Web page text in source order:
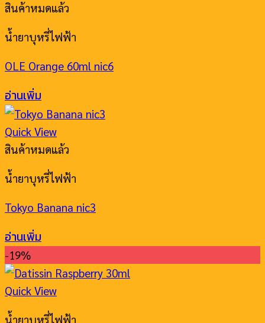
สินค้าหมดแล้ว
น้ำยาบุหรี่ไฟฟ้า
OLE Orange 60ml nic6
อ่านเพิ่ม
Quick View
สินค้าหมดแล้ว
น้ำยาบุหรี่ไฟฟ้า
Tokyo Banana nic3
อ่านเพิ่ม
-19%
Quick View
น้ำยาบุหรี่ไฟฟ้า